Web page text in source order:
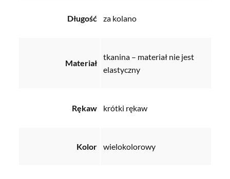
Długość za kolano
Materiał
tkanina – materiał nie jest
elastyczny
Rękaw krótki rękaw
Kolor wielokolorowy